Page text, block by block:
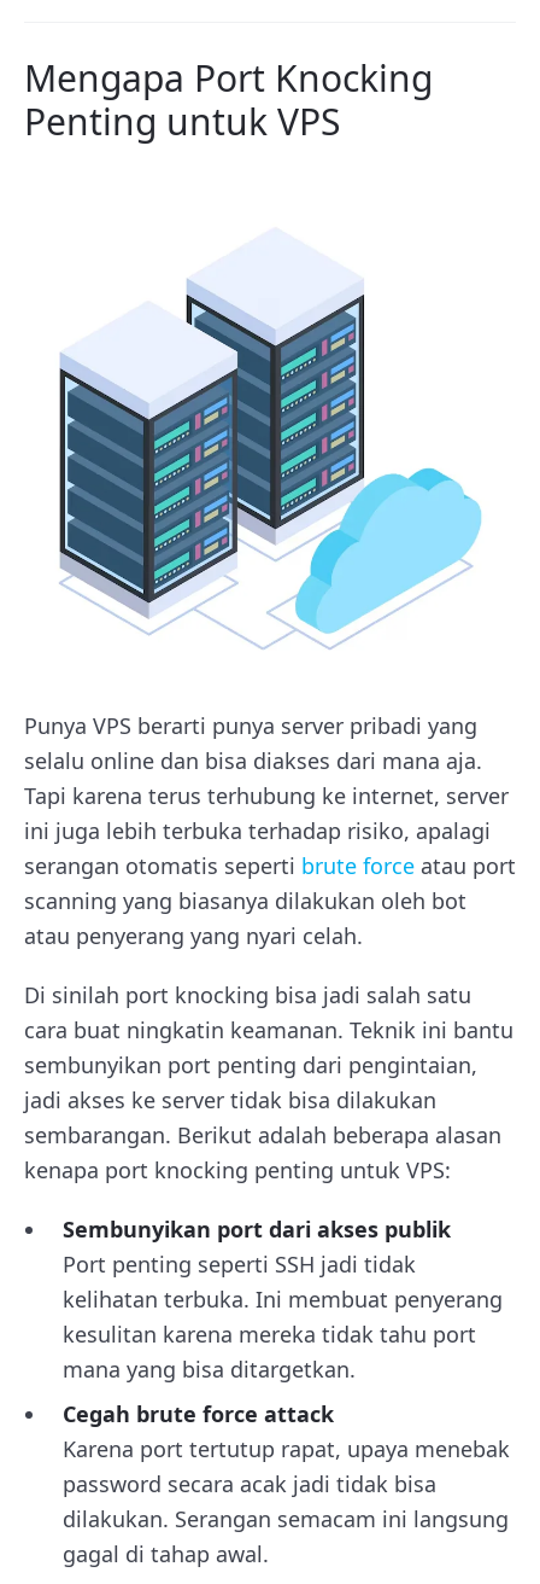
Mengapa Port Knocking
Penting untuk VPS
Punya VPS berarti punya server pribadi yang
selalu online dan bisa diakses dari mana aja.
Tapi karena terus terhubung ke internet, server
ini juga lebih terbuka terhadap risiko, apalagi
serangan otomatis seperti brute force atau port
scanning yang biasanya dilakukan oleh bot
atau penyerang yang nyari celah.
Di sinilah port knocking bisa jadi salah satu
cara buat ningkatin keamanan. Teknik ini bantu
sembunyikan port penting dari pengintaian,
jadi akses ke server tidak bisa dilakukan
sembarangan. Berikut adalah beberapa alasan
kenapa port knocking penting untuk VPS:
Sembunyikan port dari akses publik
Port penting seperti SSH jadi tidak
kelihatan terbuka. Ini membuat penyerang
kesulitan karena mereka tidak tahu port
mana yang bisa ditargetkan.
Cegah brute force attack
Karena port tertutup rapat, upaya menebak
password secara acak jadi tidak bisa
dilakukan. Serangan semacam ini langsung
gagal di tahap awal.